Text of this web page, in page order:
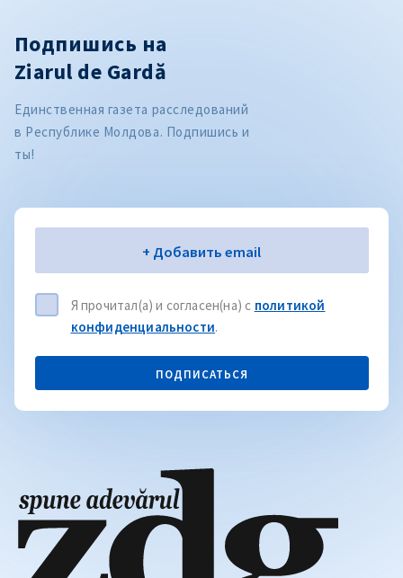
Подпишись на
Ziarul de Gardă
Единственная газета расследований
в Республике Молдова. Подпишись и
ты!
Электронная почта+ Добавить email
Я прочитал(а) и согласен(на) с политикой
конфиденциальности.
ПОДПИСАТЬСЯ